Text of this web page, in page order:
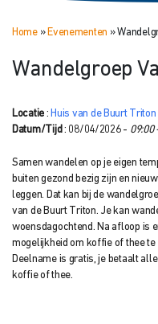
Home» Evenementen »
Wandelgroep
Locatie : Huis van de Buurt Triton
Datum/Tijd : 08/04/2026 - 09:00
Samen wandelen op je eigen
buiten gezond bezig zijn en
leggen. Dat kan bij de
van de Buurt Triton. Je kan
woensdagochtend. Na afloop is
mogelijkheid om koffie of thee te
Deelname is gratis, je betaalt
koffie of thee.